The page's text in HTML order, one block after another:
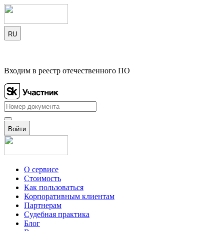
RU
Входим в реестр отечественного ПО
Войти
О сервисе
Стоимость
Как пользоваться
Корпоративным клиентам
Партнерам
Судебная практика
Блог